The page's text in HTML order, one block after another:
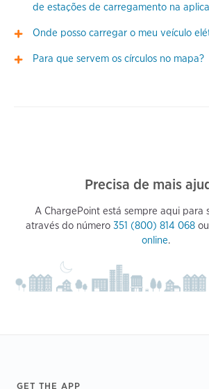
de estações de carregamento na
Onde posso carregar o meu veículo
Para que servem os círculos no mapa?
Precisa de mais
A ChargePoint está sempre aqui para
através do número 351 (800) 814 068ou
online.
GET THE APP